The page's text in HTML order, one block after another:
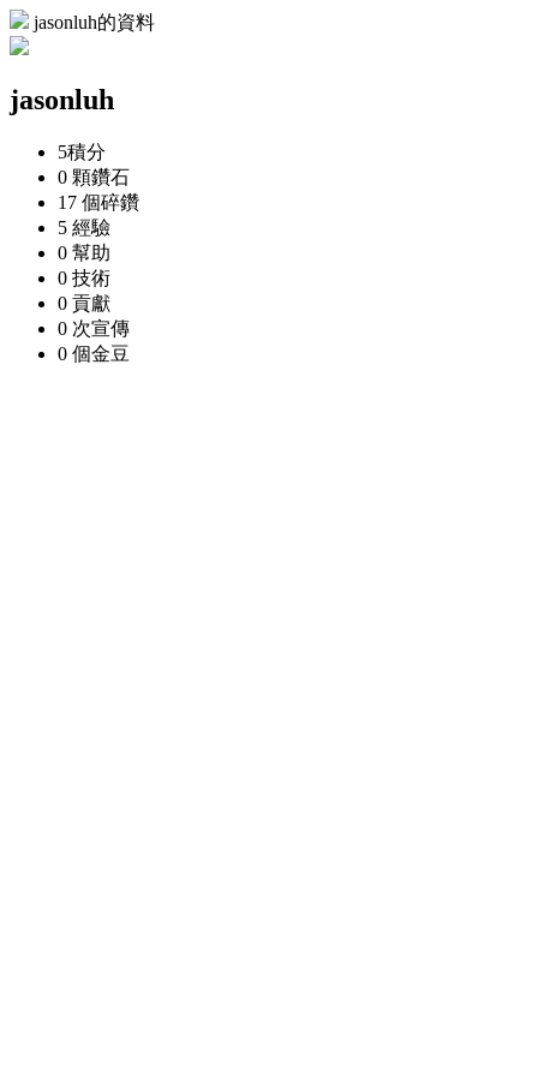
jasonluh的資料
jasonluh
5積分
0 顆鑽石
17 個碎鑽
5 經驗
0 幫助
0 技術
0 貢獻
0 次宣傳
0 個金豆